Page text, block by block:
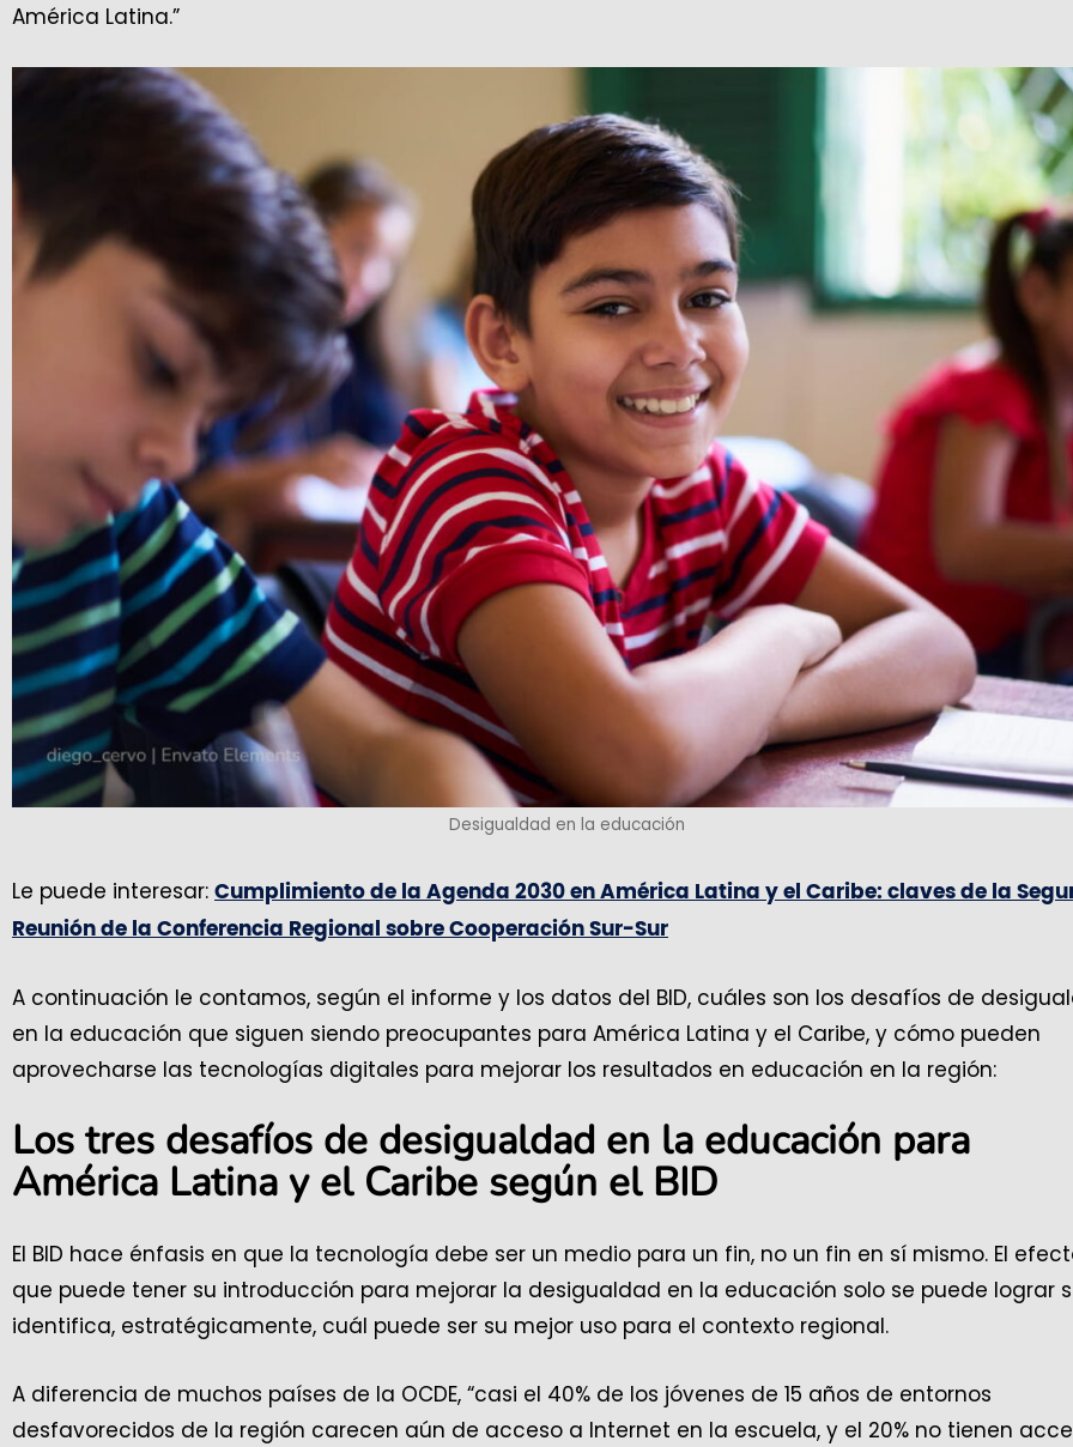
América Latina.”
Desigualdad en la educación
Le puede interesar: Cumplimiento de la Agenda 2030 en América Latina y el Caribe: claves de la
Reunión de la Conferencia Regional sobre Cooperación Sur-Sur
A continuación le contamos, según el informe y los datos del BID, cuáles son los desafíos de
en la educación que siguen siendo preocupantes para América Latina y el Caribe, y cómo pueden
aprovecharse las tecnologías digitales para mejorar los resultados en educación en la región:
Los tres desafíos de desigualdad en la educación para
América Latina y el Caribe según el BID
El BID hace énfasis en que la tecnología debe ser un medio para un fin, no un fin en sí mismo. El
que puede tener su introducción para mejorar la desigualdad en la educación solo se puede lograr
identifica, estratégicamente, cuál puede ser su mejor uso para el contexto regional.
A diferencia de muchos países de la OCDE, “casi el 40% de los jóvenes de 15 años de entornos
desfavorecidos de la región carecen aún de acceso a Internet en la escuela, y el 20% no tienen